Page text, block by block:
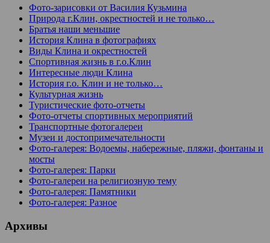
Фото-зарисовки от Василия Кузьмина
Природа г.Клин, окрестностей и не только…
Братья наши меньшие
История Клина в фотографиях
Виды Клина и окрестностей
Спортивная жизнь в г.о.Клин
Интересные люди Клина
История г.о. Клин и не только…
Культурная жизнь
Туристические фото-отчеты
Фото-отчеты спортивных мероприятий
Транспортные фотогалереи
Музеи и достопримечательности
Фото-галерея: Водоемы, набережные, пляжи, фонтаны и
мосты
Фото-галерея: Парки
Фото-галереи на религиозную тему
Фото-галерея: Памятники
Фото-галерея: Разное
Архивы